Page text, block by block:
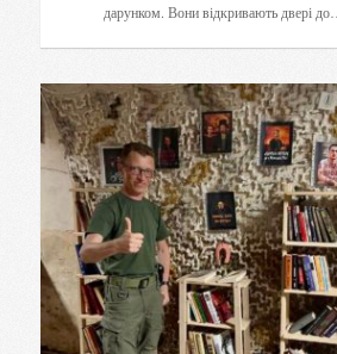
дарунком. Вони відкривають двері до…